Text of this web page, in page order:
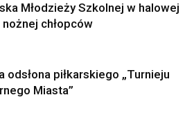
Młodzieży Szkolnej w halowej
nożnej chłopców
odsłona piłkarskiego „Turnieju
Miasta”